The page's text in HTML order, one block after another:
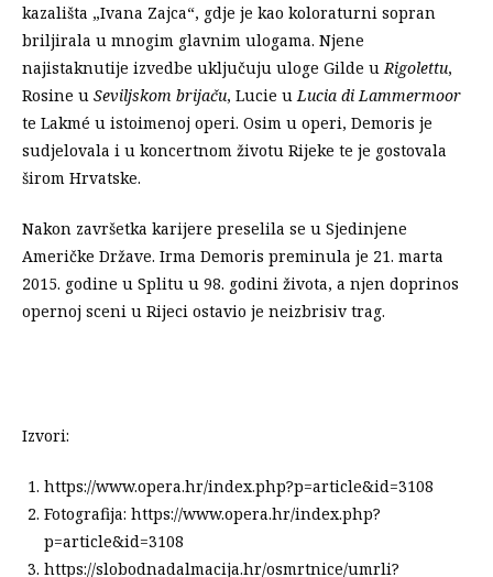
kazališta „Ivana Zajca“, gdje je kao koloraturni sopran
briljirala u mnogim glavnim ulogama. Njene
najistaknutije izvedbe uključuju uloge Gilde u Rigolettu,
Rosine u Seviljskom brijaču, Lucie u Lucia di Lammermoor
te Lakmé u istoimenoj operi. Osim u operi, Demoris je
sudjelovala i u koncertnom životu Rijeke te je gostovala
širom Hrvatske.
Nakon završetka karijere preselila se u Sjedinjene
Američke Države. Irma Demoris preminula je 21. marta
2015. godine u Splitu u 98. godini života, a njen doprinos
opernoj sceni u Rijeci ostavio je neizbrisiv trag.
Izvori:
https://www.opera.hr/index.php?p=article&id=3108
Fotografija: https://www.opera.hr/index.php?
p=article&id=3108
https://slobodnadalmacija.hr/osmrtnice/umrli?